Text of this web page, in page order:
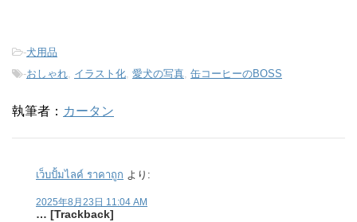
-犬用品
-おしゃれ, イラスト化, 愛犬の写真, 缶コーヒーのBOSS
執筆者： カータン
เว็บปั้มไลค์ ราคาถูก より:
2025年8月23日 11:04 AM
… [Trackback]